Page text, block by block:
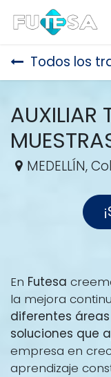
Ir al contenido
Todos los
AUXILIAR
MEDELLÍN,
En Futesa
la mejora
diferentes
soluciones que
empresa en
aprendizaje